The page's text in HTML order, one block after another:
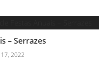
– Serrazes
2022